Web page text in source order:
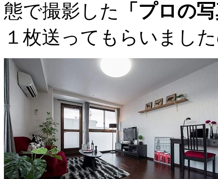
態で撮影した
「プロの
１枚送ってもらいまし